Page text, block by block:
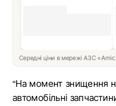
Середні ціни в мережі АЗС
“На момент знищення
автомобільні